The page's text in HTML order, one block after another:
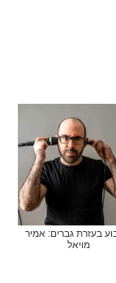
בעזרת גברים: אמיר
מויאל